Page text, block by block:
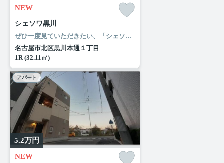
NEW
シェソワ黒川
ぜひ一度見ていただきたい、「シェソワ黒川」です。ローソン 清水五丁目店まで徒歩4分と近場にコンビニがあるのもポイント。名古屋市北区エリアの名古屋市営名城線黒川付近で不動産をお探しの方。きっとあなた好みのお部屋が見つかります。お気軽にご連絡ください。
名古屋市北区黒川本通１丁目
1R (32.11㎡)
アパート
5.2万円
NEW